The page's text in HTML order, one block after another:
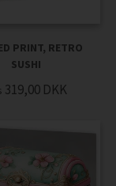
PRINT, RETRO
SUSHI
319,00 DKK